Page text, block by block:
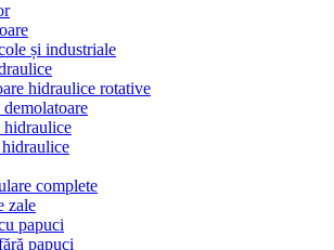
și industriale
hidraulice rotative
hidraulice
complete
zale
papuci
papuci